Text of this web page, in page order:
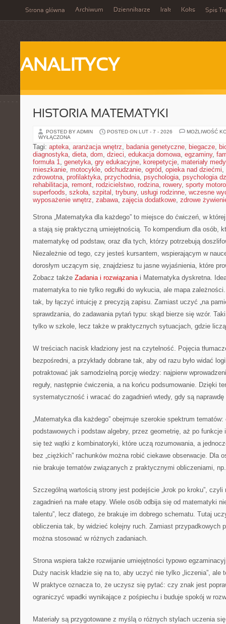
Strona główna Archiwum Dziennikarze Irak Koks Spis
ANALITYCY
HISTORIA MATEMATYKI
POSTED BY ADMIN POSTED ON LUT - 7 - 2026
MOŻLIWOŚĆ
WYŁĄCZONA
Tagi: apteka, aranżacja wnętrz, badania genetyczne, biegacze,
diagnostyka, dieta, dom, dzieci, edukacja domowa, egzaminy,
formuła 1, genetyka, gry edukacyjne, korepetycje, materiały
mieszkanie, motocykle, odchudzanie, ogród, opieka nad dziećmi,
zdrowotna, profilaktyka, przychodnia, psychologia, psychologia
rehabilitacja, remont, rodzicielstwo, rodzina, rowery, sporty
superfoods, szkoła, szpital , trybuny, usługi rodzinne, wczesne
wyposażenie wnętrz, zabawa, zajęcia dodatkowe, zdrowe
Strona „Matematyka dla każdego” to miejsce do ćwiczeń, w
a stają się praktyczną umiejętnością. To kompendium dla osób,
matematykę od podstaw, oraz dla tych, którzy potrzebują
Niezależnie od tego, czy jesteś kursantem, wspierającym w
dorosłym uczącym się, znajdziesz tu jasne wyjaśnienia, które
Zobacz także Zadania i rozwiązaniai Matematyka dyskretna.
matematyka to nie tylko regułki do wykucia, ale mapa
tak, by łączyć intuicję z precyzją zapisu. Zamiast uczyć „na
sprawdzania, do zadawania pytań typu: skąd bierze się wzór.
tylko w szkole, lecz także w praktycznych sytuacjach, gdzie
W treściach nacisk kładziony jest na czytelność. Pojęcia
bezpośredni, a przykłady dobrane tak, aby od razu było widać
potraktować jak samodzielną porcję wiedzy: najpierw
reguły, następnie ćwiczenia, a na końcu podsumowanie. Dzięki
systematyczność i wracać do zagadnień wtedy, gdy są naprawdę
„Matematyka dla każdego” obejmuje szerokie spektrum tematów:
podstawowych i podstaw algebry, przez geometrię, aż po funkcje
się też wątki z kombinatoryki, które uczą rozumowania, a
bez „ciężkich” rachunków można robić ciekawe obserwacje. Dla
nie brakuje tematów związanych z praktycznymi obliczeniami,
Szczególną wartością strony jest podejście „krok po kroku”,
zagadnień na małe etapy. Wiele osób odbija się od matematyki
talentu”, lecz dlatego, że brakuje im dobrego schematu. Tutaj
obliczenia tak, by widzieć kolejny ruch. Zamiast przypadkowych
można stosować w różnych zadaniach.
Strona wspiera także rozwijanie umiejętności typowo
Duży nacisk kładzie się na to, aby uczyć nie tylko „liczenia”, ale
W praktyce oznacza to, że uczysz się pytać: czy znak jest
ograniczyć wpadki wynikające z pośpiechu i buduje spokój w
Materiały są przygotowane z myślą o różnych stylach uczenia